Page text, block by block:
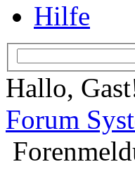
Hilfe
Hallo,
Forum